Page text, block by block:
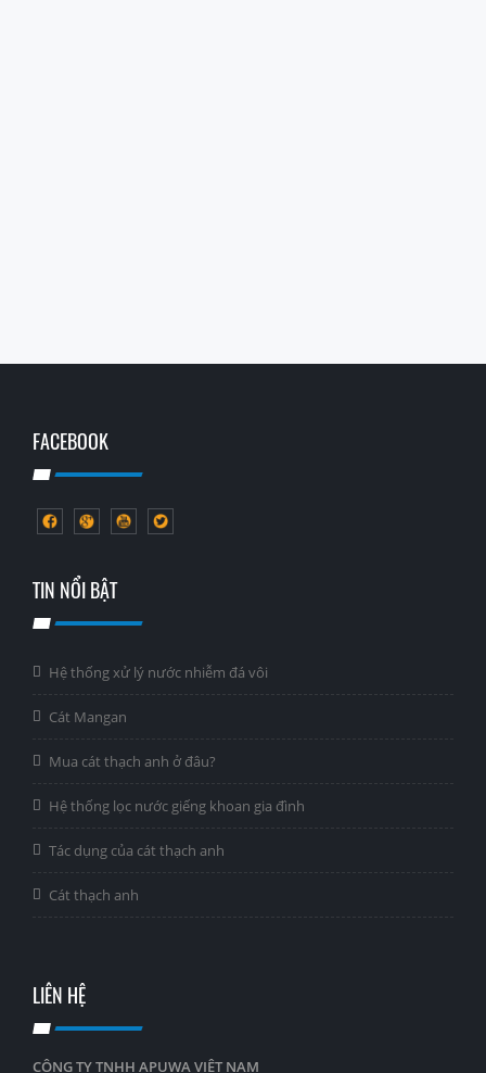
FACEBOOK
TIN NỔI BẬT
Hệ thống xử lý nước nhiễm đá vôi
Cát Mangan
Mua cát thạch anh ở đâu?
Hệ thống lọc nước giếng khoan gia đình
Tác dụng của cát thạch anh
Cát thạch anh
LIÊN HỆ
CÔNG TY TNHH APUWA VIỆT NAM